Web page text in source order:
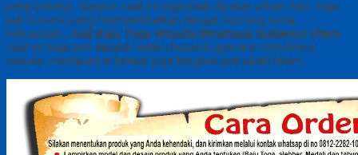
pergi bekerja, biarpun saat ini toga tidak dipakai sehari-hari, toga
jadi busana yang memperlihatkan derajat seorang serta
kekuasaan, Jual Baju Toga Wisuda Minahasa Sulawesi Utara
saat ini toga pun dipakai selaku busana upacara contohnya
wisuda, mempunyai bentuk juga berganti jadi jubah hitam.